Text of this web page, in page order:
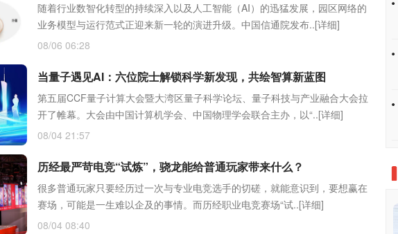
随着行业数智化转型的持续深入以及人工智能（AI）的迅猛发展，园区网络的
业务模型与运行范式正迎来新一轮的演进升级。中国信通院发布..[详细]
08/06 06:28
当量子遇见AI：六位院士解锁科学新发现，共绘智算新蓝图
第五届CCF量子计算大会暨大湾区量子科学论坛、量子科技与产业融合大会拉
开了帷幕。大会由中国计算机学会、中国物理学会联合主办，以“..[详细]
08/04 21:57
历经最严苛电竞“试炼”，骁龙能给普通玩家带来什么？
很多普通玩家只要经历过一次与专业电竞选手的切磋，就能意识到，要想赢在
赛场，可能是一生难以企及的事情。而历经职业电竞赛场“试..[详细]
08/04 08:40